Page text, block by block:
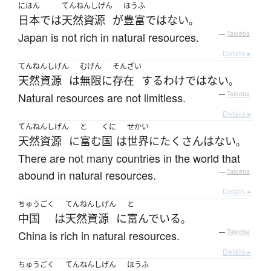
にほん
日本では
てんねんしげん
天然資源 が
ほうふ
豊富ではない。
Japan is not rich in natural resources. — Tatoeba
Details ▸
てんねんしげん
天然資源 は
むげん
無限に
そんざい
存在 するわけではない。
Natural resources are not limitless. — Tatoeba
Details ▸
てんねんしげん
天然資源 に
と
富む
くに
国 は
せかい
世界にたくさんはない。
There are not many countries in the world that
abound in natural resources.
— Tatoeba
Details ▸
ちゅうごく
中国 は
てんねんしげん
天然資源 に
と
富んでいる。
China is rich in natural resources. — Tatoeba
Details ▸
ちゅうごく
てんねんしげん ほうふ